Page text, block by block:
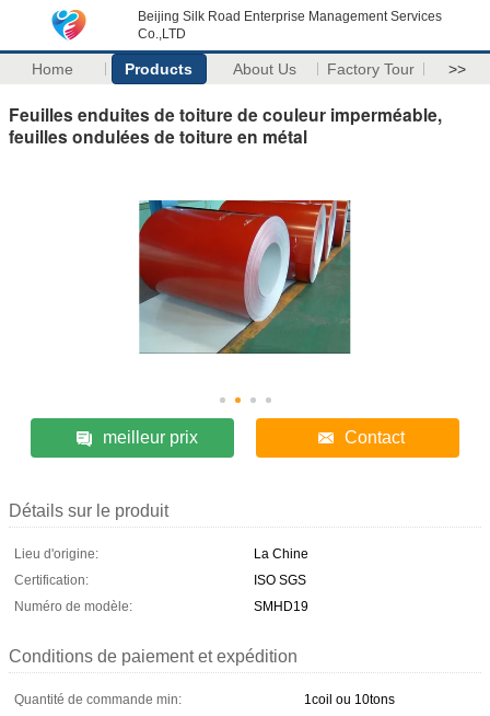
Beijing Silk Road Enterprise Management Services
Co.,LTD
Home Products About Us Factory Tour >>
Feuilles enduites de toiture de couleur imperméable,
feuilles ondulées de toiture en métal
meilleur prix Contact
Détails sur le produit
Lieu d'origine:
La Chine
Certification:
ISO SGS
Numéro de modèle:
SMHD19
Conditions de paiement et expédition
Quantité de commande min:
1coil ou 10tons